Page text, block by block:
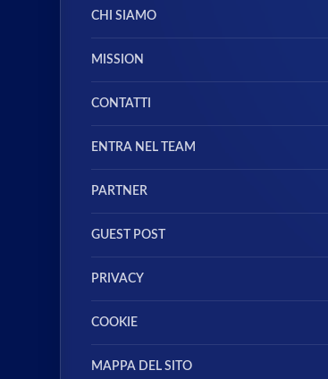
CHI SIAMO
MISSION
CONTATTI
ENTRA NEL TEAM
PARTNER
GUEST POST
PRIVACY
COOKIE
MAPPA DEL SITO